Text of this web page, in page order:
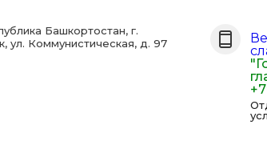
Башкортостан, г.
ул. Коммунистическая, д. 97